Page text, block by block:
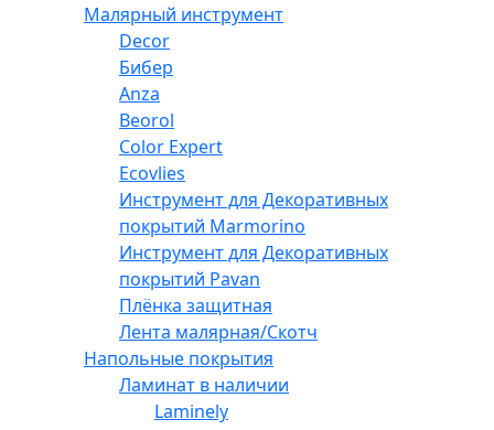
Малярный инструмент
Decor
Бибер
Anza
Beorol
Color Expert
Ecovlies
Инструмент для Декоративных
покрытий Marmorino
Инструмент для Декоративных
покрытий Pavan
Плёнка защитная
Лента малярная/Скотч
Напольные покрытия
Ламинат в наличии
Laminely